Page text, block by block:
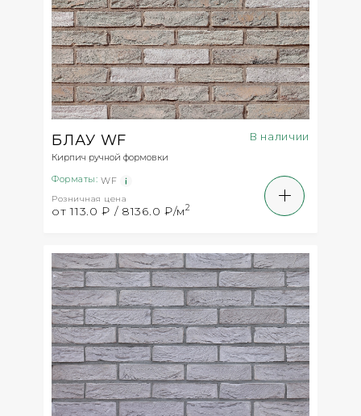
БЛАУ WF
Кирпич ручной формовки
В наличии
Форматы: WF
Розничная цена
от 113.0 ₽ / 8136.0 ₽/м2